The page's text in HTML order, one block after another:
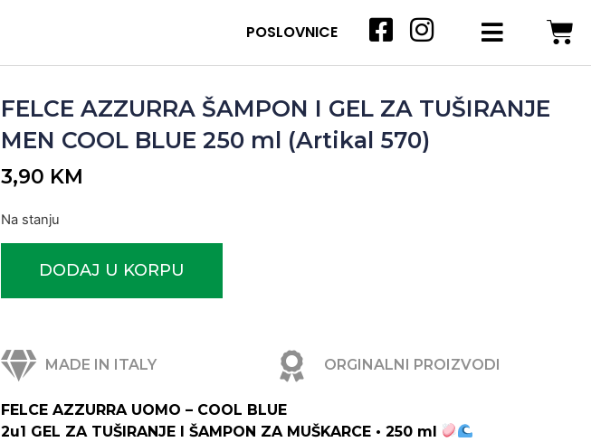
POSLOVNICE
FELCE AZZURRA ŠAMPON I GEL ZA TUŠIRANJE
MEN COOL BLUE 250 ml (Artikal 570)
3,90 KM
Na stanju
DODAJ U KORPU
MADE IN ITALY ORGINALNI PROIZVODI
FELCE AZZURRA UOMO – COOL BLUE
2u1 GEL ZA TUŠIRANJE I ŠAMPON ZA MUŠKARCE • 250 ml